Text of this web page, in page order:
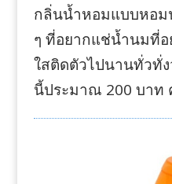
กลิ่นน้ำหอมแบบหอม
ๆ ที่อยากแช่น้ำนมที่
ใสติดตัวไปนานทั่วทั่
นี้ประมาณ 200 บาท